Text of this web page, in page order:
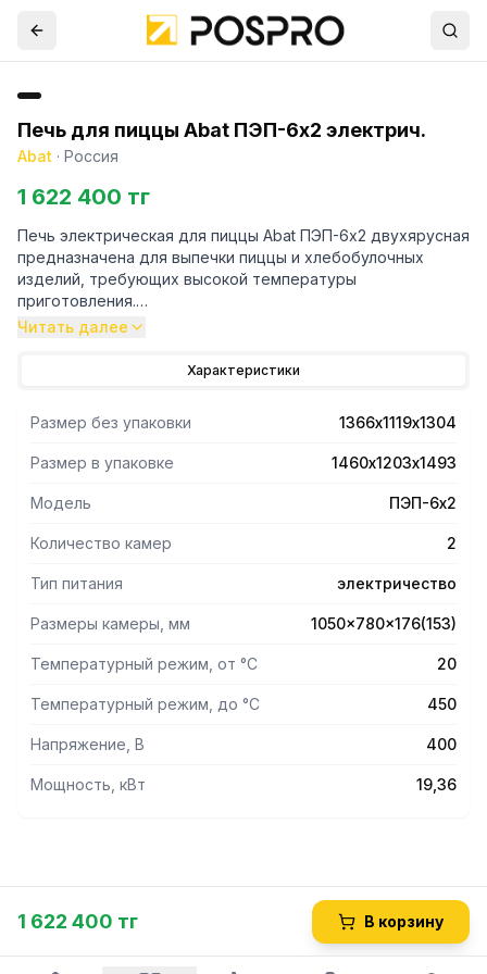
Печь для пиццы Abat ПЭП-6х2 электрич.
Abat · Россия
1 622 400 тг
Печь электрическая для пиццы Abat ПЭП-6х2 двухярусная
предназначена для выпечки пиццы и хлебобулочных
изделий, требующих высокой температуры
приготовления.
Вместимость печи - 12 заготовок для пиццы диаметром
4 механических термостата (по 2 для каждой камеры).
термовыключатель предохраняет печь от перегрева
свыше +500 С.
Под из жаропрочного природного камня (фельзит)
толщиной 20 мм.
жаропрочным смотровым окном.
задняя стенки окрашены. Внутренняя часть дверок и
Жарочный шкаф из оцинкованного листа.
Читать далее
Характеристики
Размер без упаковки 1366х1119х1304
Размер в упаковке 1460х1203х1493
Модель ПЭП-6х2
Количество камер 2
Тип питания электричество
Размеры камеры, мм 1050x780x176(153)
Температурный режим, от °С 20
Температурный режим, до °С 450
Напряжение, В 400
Мощность, кВт 19,36
1 622 400 тг В корзину